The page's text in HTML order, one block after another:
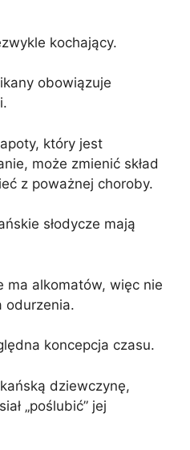
kochający.
obowiązuje
który jest
może zmienić skład
z poważnej choroby.
słodycze mają
ma alkomatów, więc nie
odurzenia.
koncepcja czasu.
dziewczynę,
„poślubić” jej